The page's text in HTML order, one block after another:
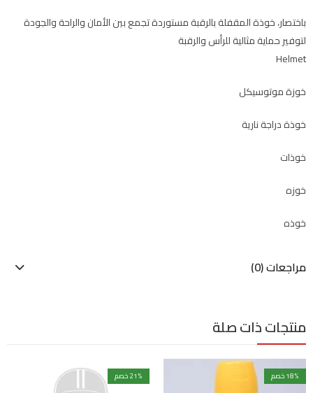
باختصار، خوذة المقفلة بالرقبة مستوردة تجمع بين الأمان والراحة والجودة
لتوفير حماية مثالية للرأس والرقبة
Helmet
خوزة موتوسيكل
خوذة دراجة نارية
خوذات
خوزه
خوذه
مراجعات (0)
منتجات ذات صلة
18% خصم 21% خصم